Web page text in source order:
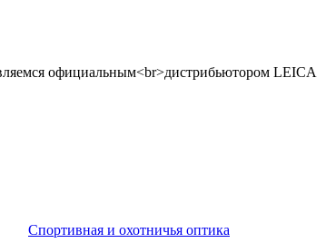
Спортивная и охотничья оптика